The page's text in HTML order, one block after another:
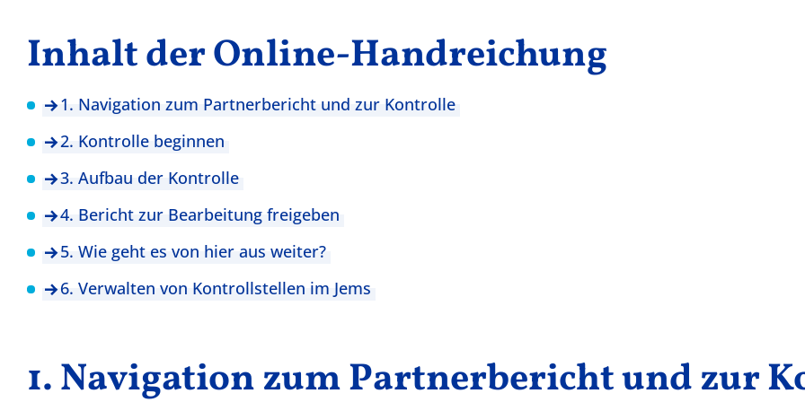
Inhalt der Online-Handreichung
1. Navigation zum Partnerbericht und zur Kontrolle
2. Kontrolle beginnen
3. Aufbau der Kontrolle
4. Bericht zur Bearbeitung freigeben
5. Wie geht es von hier aus weiter?
6. Verwalten von Kontrollstellen im Jems
1. Navigation zum Partnerbericht und zur